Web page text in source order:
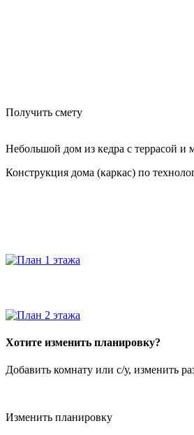
Получить смету
Небольшой дом из кедра с террасой и
Конструкция дома (каркас) по
Хотите изменить планировку?
Добавить комнату или с/у, изменить
Изменить планировку